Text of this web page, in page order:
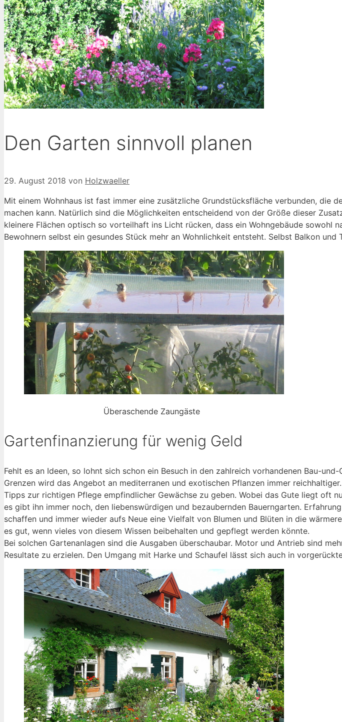
Den Garten sinnvoll planen
29. August 2018 von Holzwaeller
Mit einem Wohnhaus ist fast immer eine zusätzliche Grundstücksfläche verbunden, die
machen kann. Natürlich sind die Möglichkeiten entscheidend von der Größe dieser
kleinere Flächen optisch so vorteilhaft ins Licht rücken, dass ein Wohngebäude sowohl
Bewohnern selbst ein gesundes Stück mehr an Wohnlichkeit entsteht. Selbst Balkon und
Überaschende Zaungäste
Gartenfinanzierung für wenig Geld
Fehlt es an Ideen, so lohnt sich schon ein Besuch in den zahlreich vorhandenen Bau-
Grenzen wird das Angebot an mediterranen und exotischen Pflanzen immer
Tipps zur richtigen Pflege empfindlicher Gewächse zu geben. Wobei das Gute liegt oft
es gibt ihn immer noch, den liebenswürdigen und bezaubernden Bauerngarten.
schaffen und immer wieder aufs Neue eine Vielfalt von Blumen und Blüten in die
es gut, wenn vieles von diesem Wissen beibehalten und gepflegt werden könnte.
Bei solchen Gartenanlagen sind die Ausgaben überschaubar. Motor und Antrieb sind
Resultate zu erzielen. Den Umgang mit Harke und Schaufel lässt sich auch in